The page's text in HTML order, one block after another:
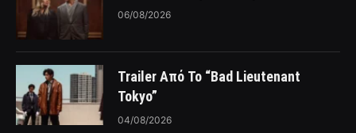
06/08/2026
Trailer Από Το “Bad Lieutenant
Tokyo”
04/08/2026